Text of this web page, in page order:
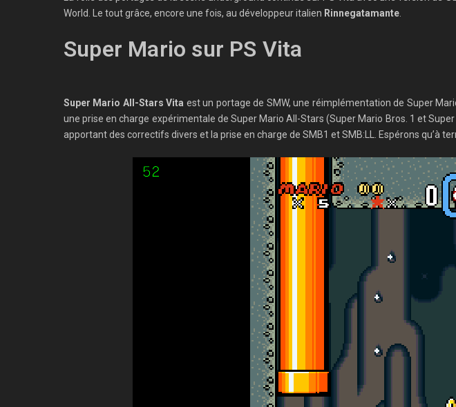
World. Le tout grâce, encore une fois, au développeur italien Rinnegatamante
Super Mario sur PS Vita
Super Mario All-Stars Vita est un portage de SMW, une réimplémentation de Super
une prise en charge expérimentale de Super Mario All-Stars (Super Mario Bros. 1 et
apportant des correctifs divers et la prise en charge de SMB1 et SMB:LL. Espérons qu’à